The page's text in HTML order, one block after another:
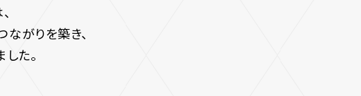
ながりを築き、
た。